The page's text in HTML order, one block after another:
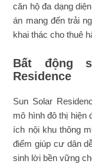
căn hộ đa dạng
án mang đến trải
khai thác cho thuê
Bất động
Residence
Sun Solar
mô hình đô thị hiện
ích nội khu thông
điểm giúp cư dân
sinh lời bền vững